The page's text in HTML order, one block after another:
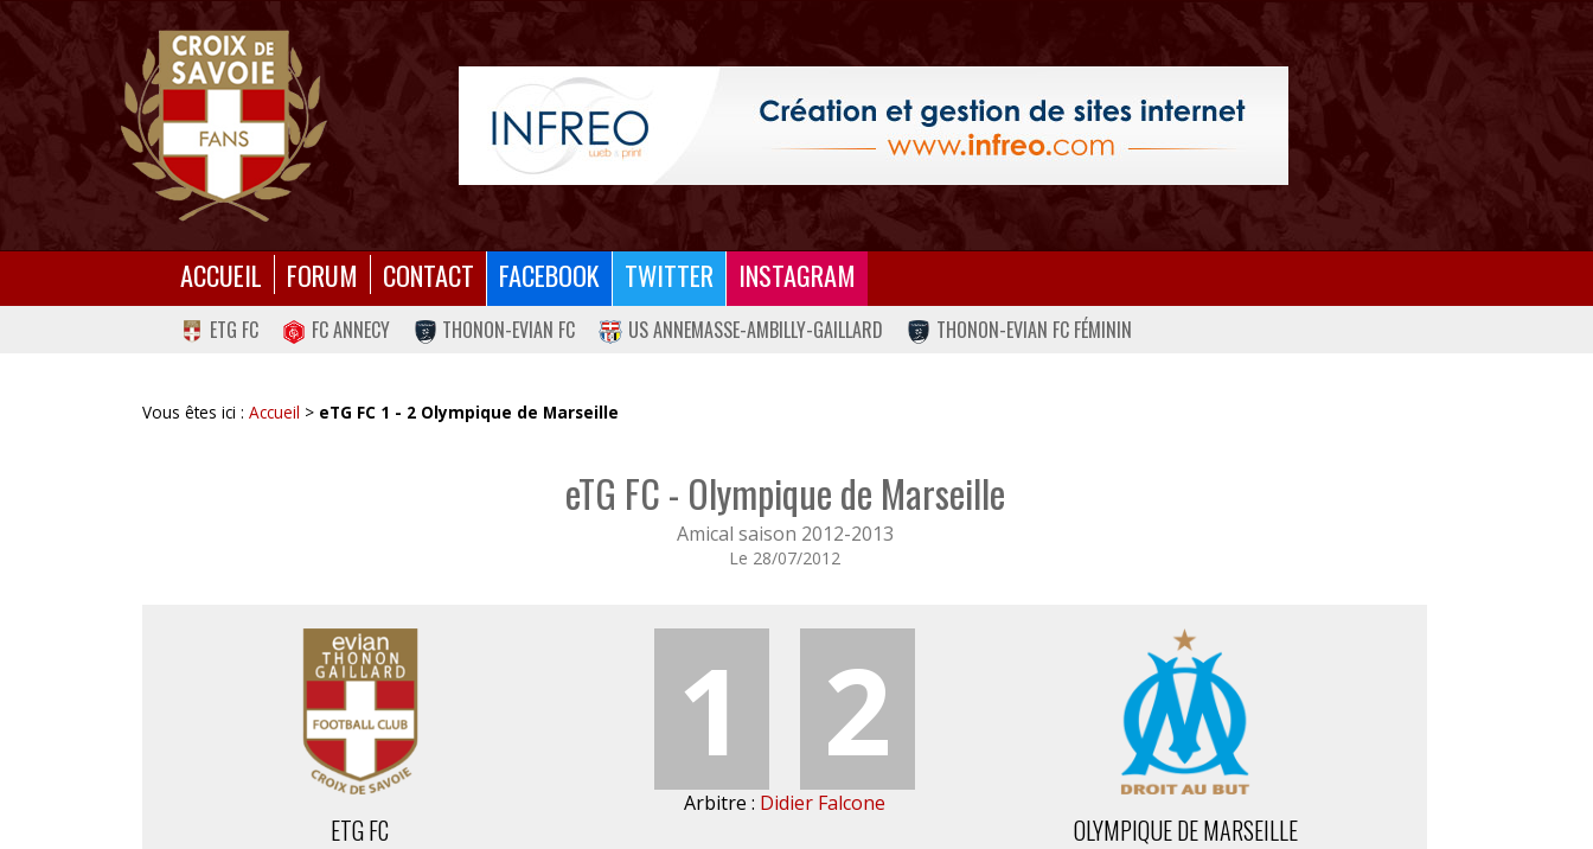
ACCUEIL FORUM CONTACT FACEBOOK TWITTER INSTAGRAM
ETG FC FC ANNECY THONON-EVIAN FC US ANNEMASSE-AMBILLY-GAILLARD THONON-EVIAN FC FÉMININ
Vous êtes ici : Accueil > eTG FC 1 - 2 Olympique de Marseille
eTG FC - Olympique de Marseille
Amical saison 2012-2013
Le 28/07/2012
ETG FC
1 2
Arbitre : Didier Falcone
OLYMPIQUE DE MARSEILLE